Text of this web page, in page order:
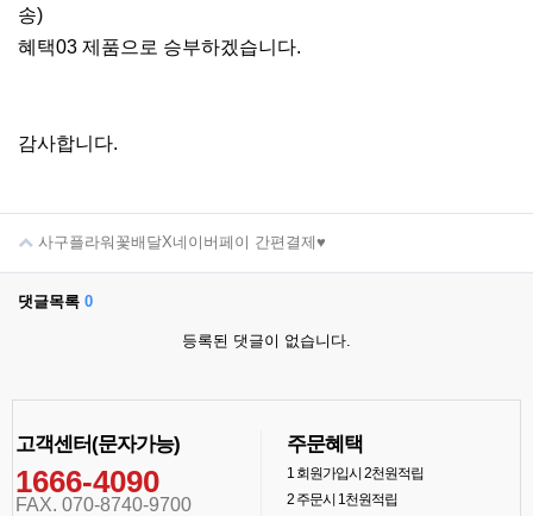
송)
혜택03 제품으로 승부하겠습니다.
감사합니다.
사구플라워꽃배달X네이버페이 간편결제♥
댓글목록 0
등록된 댓글이 없습니다.
고객센터(문자가능)
1666-4090
FAX. 070-8740-9700
주문혜택
1회원가입시 2천원적립
2주문시 1천원적립